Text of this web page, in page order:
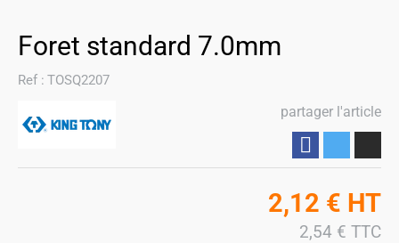
Foret standard 7.0mm
Ref : TOSQ2207
partager l'article
2,12 € HT
2,54 € TTC